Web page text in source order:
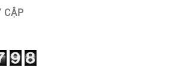
CẬP